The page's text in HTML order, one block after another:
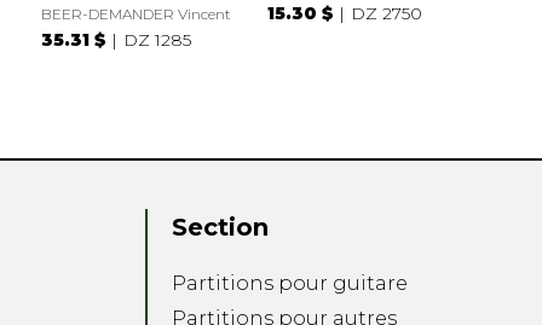
BEER-DEMANDER Vincent
35.31 $ DZ 1285
15.30 $ DZ 2750
Section
Partitions pour guitare
Partitions pour autres